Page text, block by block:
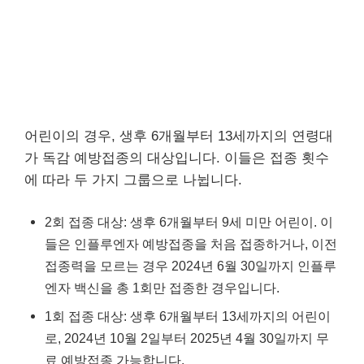
어린이의 경우, 생후 6개월부터 13세까지의 연령대
가 독감 예방접종의 대상입니다. 이들은 접종 횟수
에 따라 두 가지 그룹으로 나뉩니다.
2회 접종 대상: 생후 6개월부터 9세 미만 어린이. 이
들은 인플루엔자 예방접종을 처음 접종하거나, 이전
접종력을 모르는 경우 2024년 6월 30일까지 인플루
엔자 백신을 총 1회만 접종한 경우입니다.
1회 접종 대상: 생후 6개월부터 13세까지의 어린이
로, 2024년 10월 2일부터 2025년 4월 30일까지 무
료 예방접종 가능합니다.